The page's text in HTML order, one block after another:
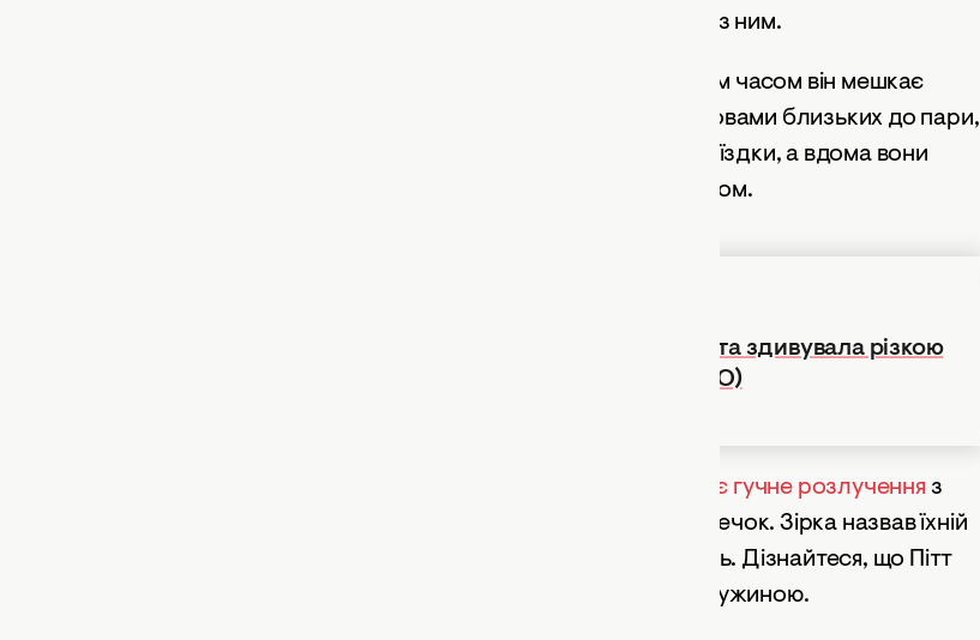
інших європейських країнах, аби уникнути зустрічей із ним.
Пітт же, здається, знайшов спокій і гармонію. Останнім часом він мешкає
разом із коханою, дизайнеркою Інес де Рамон. За словами близьких до пари,
вони практично нерозлучні – актор бере Інес у всі поїздки, а вдома вони
насолоджуються тишею, буденністю і спільним побутом.
19-річна донька Анджеліни Джолі та Бреда Пітта здивувала різкою
зміною іміджу: як тепер виглядає дівчина (ФОТО)
уперше прокоментував своє гучне розлучення з
Анджеліною Джолі після восьми років судових суперечок. Зірка назвав їхній
шлюб "просто юридичним", чим шокував прихильниць. Дізнайтеся, що Пітт
розповів про свій статус та стосунки з колишньою дружиною.